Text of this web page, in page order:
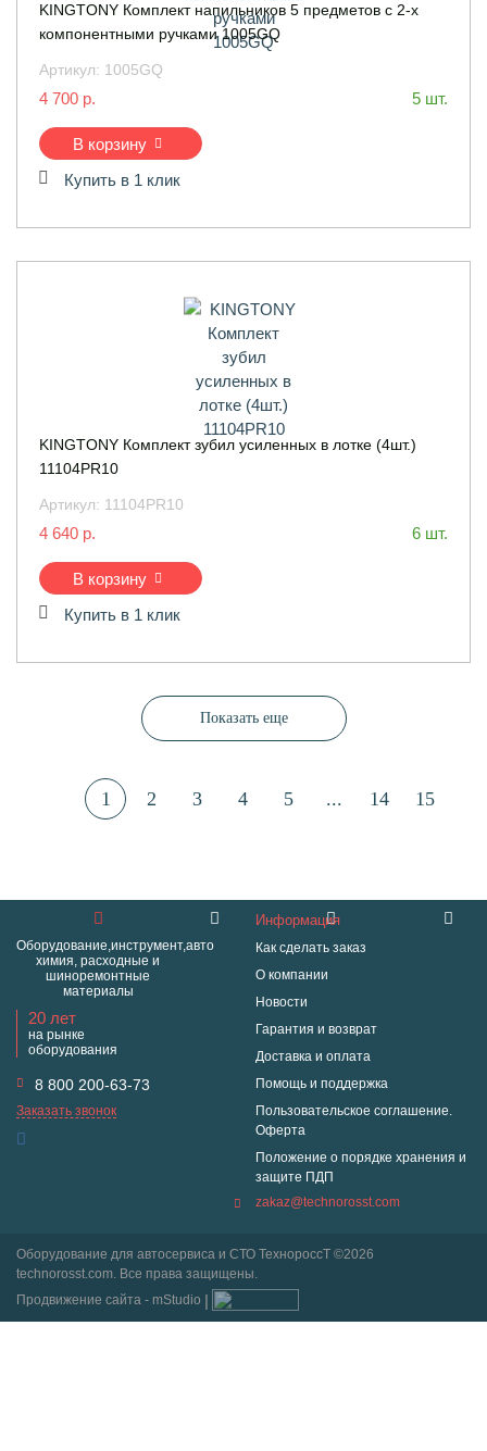
KINGTONY Комплект напильников 5 предметов с 2-х
компонентными ручками 1005GQ
Артикул: 1005GQ
4 700 р. 5 шт.
В корзину
Купить в 1 клик
KINGTONY Комплект зубил усиленных в лотке (4шт.)
11104PR10
Артикул: 11104PR10
4 640 р. 6 шт.
В корзину
Купить в 1 клик
Показать еще
1 2 3 4 5 ... 14 15
Оборудование,инструмент,авто
химия, расходные и
шиноремонтные
материалы
20 лет
на рынке
оборудования
8 800 200-63-73
Заказать звонок
Информация
Как сделать заказ
О компании
Новости
Гарантия и возврат
Доставка и оплата
Помощь и поддержка
Пользовательское соглашение.
Оферта
Положение о порядке хранения и
защите ПДП
zakaz@technorosst.com
Оборудование для автосервиса и СТО ТехнороссТ ©2026
technorosst.com. Все права защищены.
Продвижение сайта - mStudio